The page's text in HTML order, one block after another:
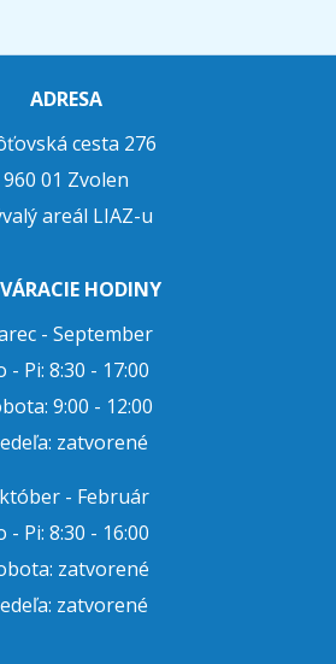
ADRESA
cesta 276
960 01 Zvolen
areál LIAZ-u
HODINY
- September
- Pi: 8:30 - 17:00
9:00 - 12:00
zatvorené
- Február
- Pi: 8:30 - 16:00
zatvorené
zatvorené